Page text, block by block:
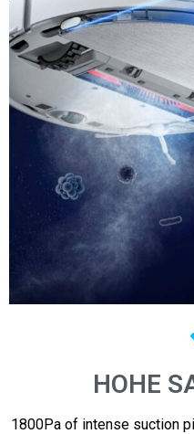
HOHE
1800Pa of intense suction